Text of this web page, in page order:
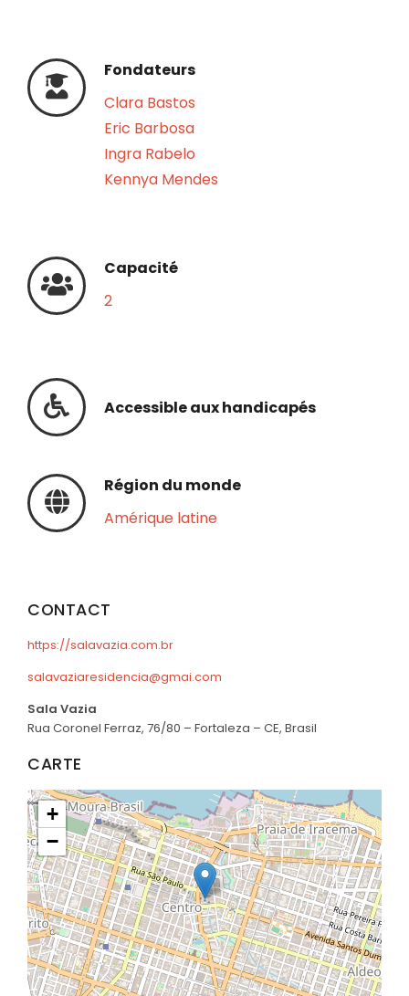
Fondateurs
Clara Bastos
Eric Barbosa
Ingra Rabelo
Kennya Mendes
Capacité
2
Accessible aux handicapés
Région du monde
Amérique latine
CONTACT
https://salavazia.com.br
salavaziaresidencia@gmai.com
Sala Vazia
Rua Coronel Ferraz, 76/80 – Fortaleza – CE, Brasil
CARTE
+
−